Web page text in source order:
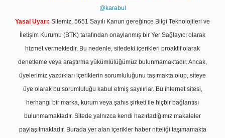
@karabul
Yasal Uyarı: Sitemiz, 5651 Sayılı Kanun gereğince Bilgi Teknolojileri ve
İletişim Kurumu (BTK) tarafından onaylanmış bir Yer Sağlayıcı olarak
hizmet vermektedir. Bu nedenle, sitedeki içerikleri proaktif olarak
denetleme veya araştırma yükümlülüğümüz bulunmamaktadır. Ancak,
üyelerimiz yazdıkları içeriklerin sorumluluğunu taşımakta olup, siteye
üye olarak bu sorumluluğu kabul etmiş sayılırlar. Bu internet sitesi,
herhangi bir marka, kurum veya şahıs şirketi ile hiçbir bağlantısı
bulunmamaktadır. Sitede yalnızca kendi hazırladığımız makaleler
paylaşılmaktadır. Burada yer alan içerikler haber niteliği taşımamakta